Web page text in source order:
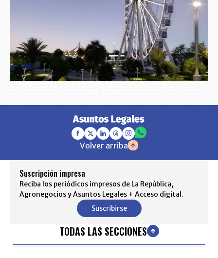
Volver arriba
Suscripción impresa
Reciba los periódicos impresos de La República,
Agronegocios y Asuntos Legales + Acceso digital.
Suscribirse
TODAS LAS SECCIONES